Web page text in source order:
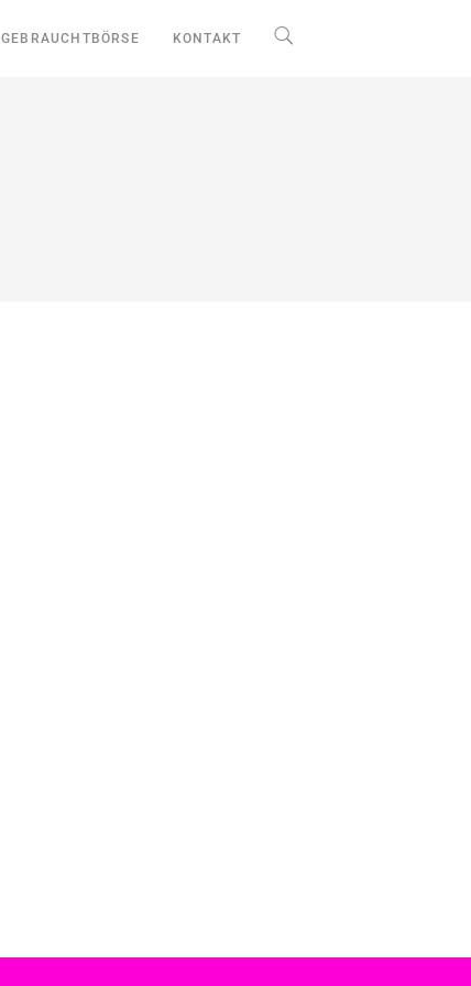
GEBRAUCHTBÖRSE KONTAKT